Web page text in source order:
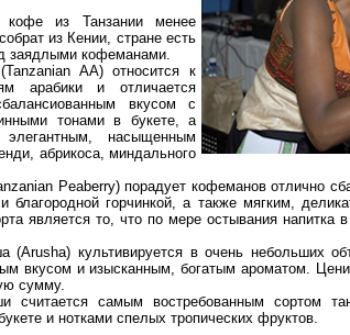
из Танзании менее
из Кении, стране есть
заядлыми кофеманами.
AA) относится к
арабики и отличается
вкусом с
тонами в букете, а
элегантным, насыщенным
абрикоса, миндального
Peaberry) порадует кофеманов отлично
благородной горчинкой, а также мягким,
является то, что по мере остывания
(Arusha) культивируется в очень небольших
вкусом и изысканным, богатым ароматом.
сумму.
самым востребованным сортом
и нотками спелых тропических фруктов.